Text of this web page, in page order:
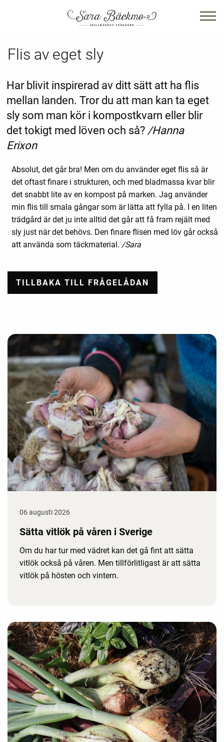
Flis av eget sly
Har blivit inspirerad av ditt sätt att ha flis
mellan landen. Tror du att man kan ta eget
sly som man kör i kompostkvarn eller blir
det tokigt med löven och så? /Hanna
Erixon
Absolut, det går bra! Men om du använder eget flis så är
det oftast finare i strukturen, och med bladmassa kvar blir
det snabbt lite av en kompost på marken. Jag använder
min flis till smala gångar som är lätta att fylla på. I en liten
trädgård är det ju inte alltid det går att få fram rejält med
sly just när det behövs. Den finare flisen med löv går också
att använda som täckmaterial. /Sara
06 augusti 2026
Sätta vitlök på våren i Sverige
Om du har tur med vädret kan det gå fint att sätta
vitlök också på våren. Men tillförlitligast är att sätta
vitlök på hösten och vintern.